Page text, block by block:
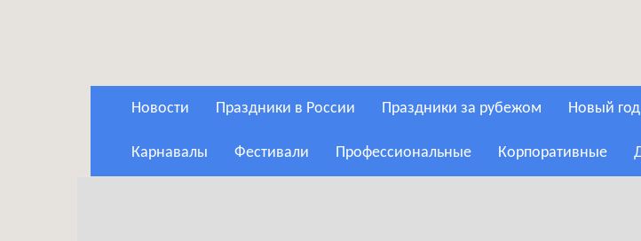
Новости Праздники в России Праздники за рубежом Новый год
Карнавалы Фестивали Профессиональные Корпоративные